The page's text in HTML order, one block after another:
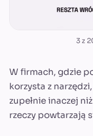
3 z
W firmach, gdzie
korzysta z
zupełnie inaczej
rzeczy powtarzają